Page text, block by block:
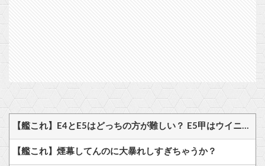
【艦これ】E4とE5はどっちの方が難しい？ E5甲はウイニングランって聞いたんだけど
【艦これ】煙幕してんのに大暴れしすぎちゃうか？